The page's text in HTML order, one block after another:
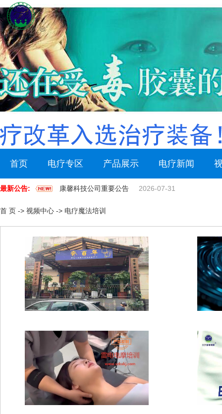
首页 电疗专区 产品展示 电疗新闻
最新公告: 康馨科技公司重要公告 2026-07-31
首 页 -> 视频中心 -> 电疗魔法培训